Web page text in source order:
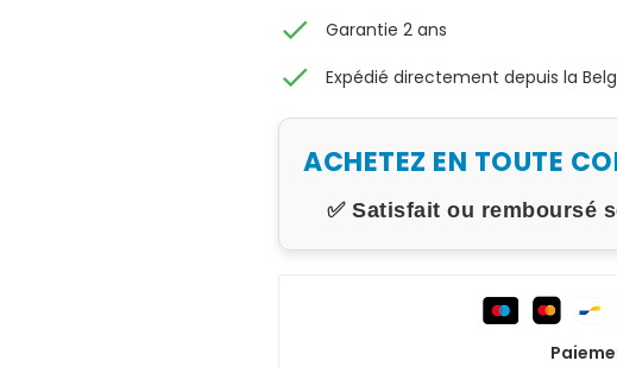
check Garantie 2 ans
check Expédié directement depuis la
ACHETEZ EN TOUTE
✅ Satisfait ou remboursé